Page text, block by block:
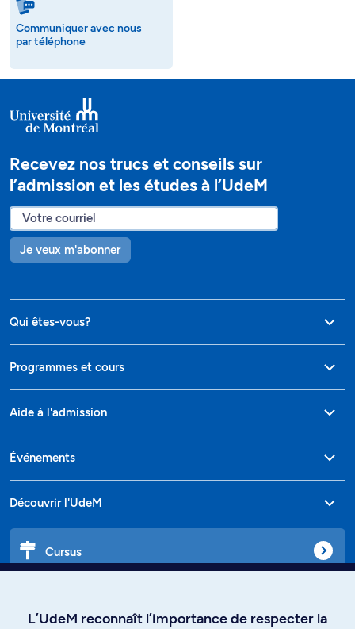
Communiquer avec nous
par téléphone
Recevez nos trucs et conseils sur
l’admission et les études à l’UdeM
Je veux m'abonner
Qui êtes-vous?
Programmes et cours
Aide à l'admission
Événements
Découvrir l'UdeM
Cursus
L’UdeM reconnaît l’importance de respecter la